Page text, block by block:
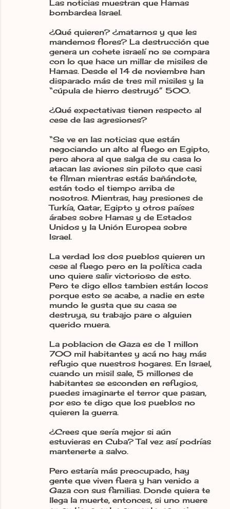
Las noticias muestran que Hamas
bombardea Israel.
¿Qué quieren? ¿matarnos y que les
mandemos flores? La destrucción que
genera un cohete israelí no se compara
con lo que hace un millar de misiles de
Hamas. Desde el 14 de noviembre han
disparado más de tres mil misiles y la
“cúpula de hierro destruyó” 500.
¿Qué expectativas tienen respecto al
cese de las agresiones?
“Se ve en las noticias que están
negociando un alto al fuego en Egipto,
pero ahora al que salga de su casa lo
atacan las aviones sin piloto que casi
te filman mientras estás bañándote,
están todo el tiempo arriba de
nosotros. Mientras, hay presiones de
Turkía, Qatar, Egipto y otros países
árabes sobre Hamas y de Estados
Unidos y la Unión Europea sobre
Israel.
La verdad los dos pueblos quieren un
cese al fuego pero en la política cada
uno quiere salir victorioso de esto.
Pero te digo ellos tambien están locos
porque esto se acabe, a nadie en este
mundo le gusta que su casa se
destruya, su trabajo pare o alguien
querido muera.
La poblacion de Gaza es de 1 millon
700 mil habitantes y acá no hay más
refugio que nuestros hogares. En Israel,
cuando un misil sale, 5 millones de
habitantes se esconden en refugios,
puedes imaginarte el terror que pasan,
por eso te digo que los pueblos no
quieren la guerra.
¿Crees que sería mejor si aún
estuvieras en Cuba? Tal vez así podrías
mantenerte a salvo.
Pero estaría más preocupado, hay
gente que viven fuera y han venido a
Gaza con sus familias. Donde quiera te
llega la muerte, entonces, si uno muere